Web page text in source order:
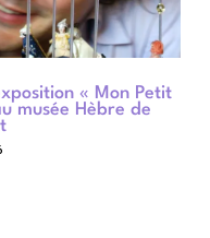
« Mon Petit
musée Hèbre de